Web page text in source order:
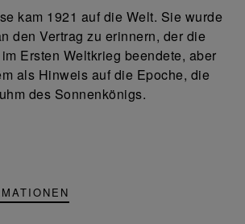
kam 1921 auf die Welt. Sie wurde
den Vertrag zu erinnern, der die
Ersten Weltkrieg beendete, aber
als Hinweis auf die Epoche, die
des Sonnenkönigs.